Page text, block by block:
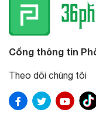
Cổng thông tin
Theo dõi chúng tôi